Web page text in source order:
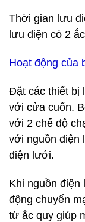
Thời gian lưu
lưu điện có 2
Hoạt động của
Đặt các thiết bị
với cửa cuốn.
với 2 chế độ
với nguồn điện
điện lưới.
Khi nguồn
động chuyển
từ ắc quy giúp